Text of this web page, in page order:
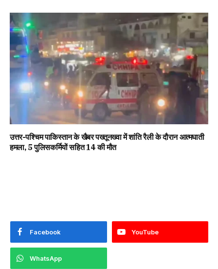
उत्तर-पश्चिम पाकिस्तान के खैबर पख्तूनख्वा में शांति रैली के दौरान आत्मघाती
हमला, 5 पुलिसकर्मियों सहित 14 की मौत
Facebook YouTube
WhatsApp